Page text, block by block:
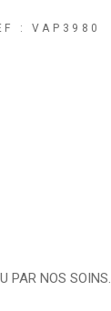
: VAP3980
PAR NOS SOINS.